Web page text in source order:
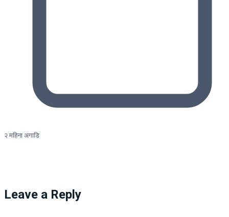
२ महिना अगाडि
Leave a Reply